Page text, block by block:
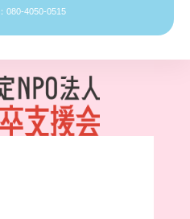
080-4050-0515